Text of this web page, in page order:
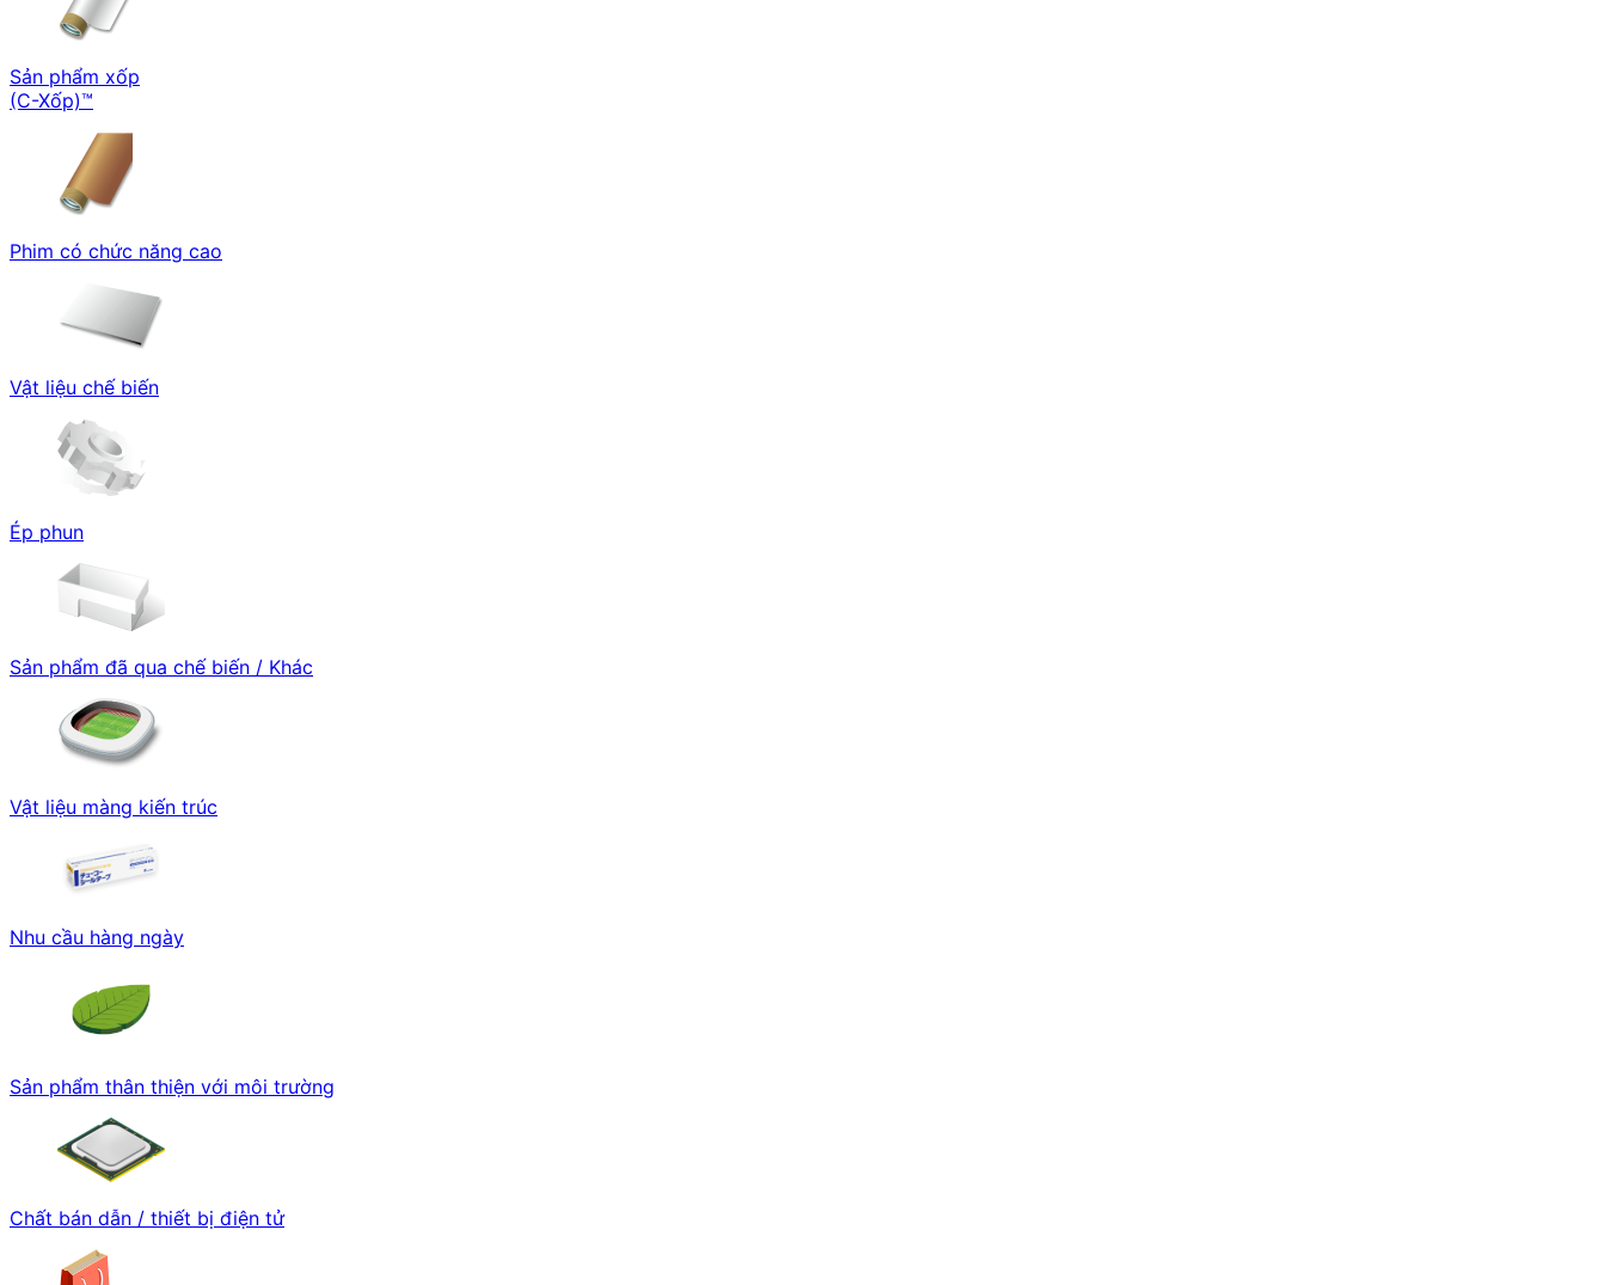
Sản phẩm xốp
(C-Xốp)™
Phim có chức năng cao
Vật liệu chế biến
Ép phun
Sản phẩm đã qua chế biến / Khác
Vật liệu màng kiến trúc
Nhu cầu hàng ngày
Sản phẩm thân thiện với môi trường
Chất bán dẫn / thiết bị điện tử